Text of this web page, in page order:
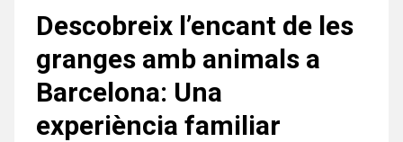
Descobreix l’encant de les
granges amb animals a
Barcelona: Una
experiència familiar